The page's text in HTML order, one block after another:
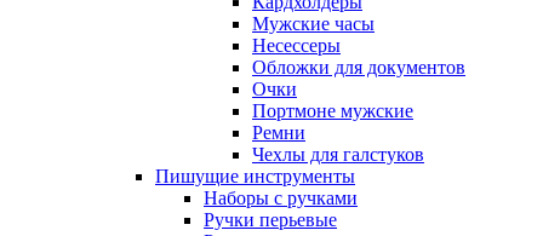
Мужские часы
Несессеры
Обложки для документов
Очки
Портмоне мужские
Ремни
Чехлы для галстуков
Пишущие инструменты
Наборы с ручками
Ручки перьевые